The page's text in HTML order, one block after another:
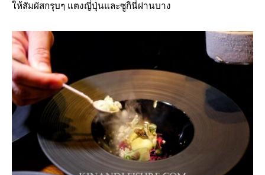
ให้สัมผัสกรุบๆ แตงญี่ปุ่นและซูกินี่ฝานบาง